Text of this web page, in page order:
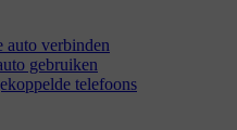
auto verbinden
gebruiken
telefoons